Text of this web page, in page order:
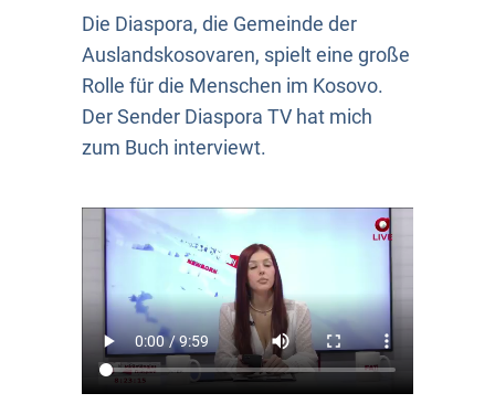
Die Diaspora, die Gemeinde der
Auslandskosovaren, spielt eine große
Rolle für die Menschen im Kosovo.
Der Sender Diaspora TV hat mich
zum Buch interviewt.